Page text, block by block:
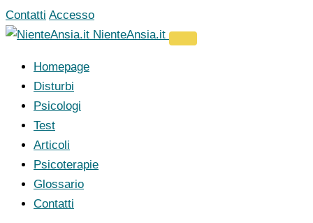
Vai
al
Contatti Accesso
NienteAnsia.it
Homepage
Disturbi
Psicologi
Test
Articoli
Psicoterapie
Glossario
Contatti